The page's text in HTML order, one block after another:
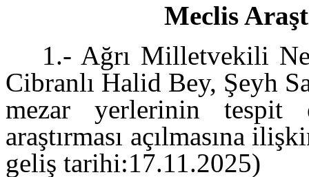
Meclis
1.- Ağrı Milletvekili
Cibranlı Halid Bey, Şeyh
mezar yerlerinin tespit
araştırması açılmasına
geliş tarihi:17.11.2025)